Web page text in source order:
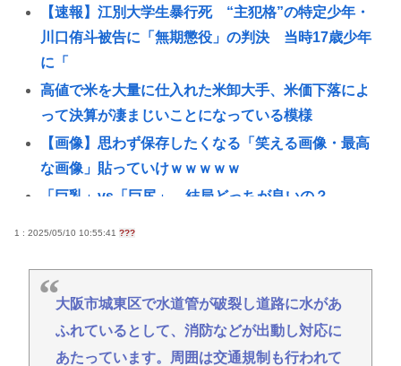
【速報】江別大学生暴行死 “主犯格”の特定少年・
川口侑斗被告に「無期懲役」の判決 当時17歳少年
に「
高値で米を大量に仕入れた米卸大手、米価下落によ
って決算が凄まじいことになっている模様
【画像】思わず保存したくなる「笑える画像・最高
な画像」貼っていけｗｗｗｗｗ
「巨乳」vs「巨尻」→結局どっちが良いの？
工事差し止め命令
【朗報】菅直人元総理、再評価されるwww
ロシアがNATOの結束を試す可能性、米情報分析で判
1 : 2025/05/10 10:55:41 ???
大阪市城東区で水道管が破裂し道路に水があ
ふれているとして、消防などが出動し対応に
あたっています。周囲は交通規制も行われて